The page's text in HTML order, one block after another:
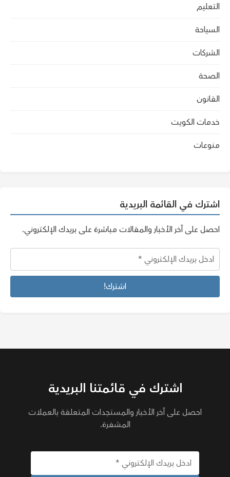
التعليم
السياحة
الشركات
الصحة
القانون
خدمات الكويت
منوعات
اشترك في القائمة البريدية
احصل على آخر الأخبار والمقالات مباشرة على بريدك الإلكتروني.
اشترك في قائمتنا البريدية
احصل على آخر الأخبار والمستجدات المتعلقة بالعملات
المشفرة.